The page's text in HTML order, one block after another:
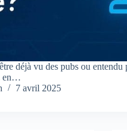
déjà vu des pubs ou entendu
en…
7 avril 2025